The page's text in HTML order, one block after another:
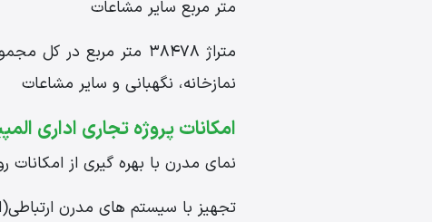
متر مربع سایر مشاعات
متراژ 38478 متر مربع
نمازخانه، نگهبانی و سایر مشاعات
امکانات پروژه تجاری اداری
نمای مدرن با بهره گیری از امکانات
تجهیز با سیستم های مدرن